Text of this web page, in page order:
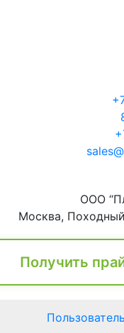
ООО
Москва,
Получить